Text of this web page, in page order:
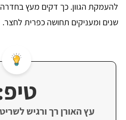
להעמקת הגוון. כך דקים מעץ
שנים ומעניקים תחושה כפרית לחצר.
עץ האורן רך ורגיש